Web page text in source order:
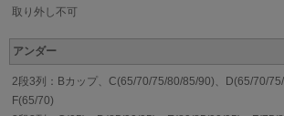
取り外し不可
アンダー
2段3列：Bカップ、C(65/70/75/80/85/90)、D(65/70/75/
F(65/70)